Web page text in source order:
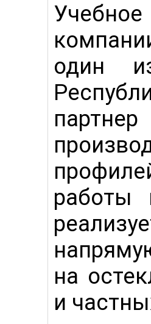
один
работы
на
и